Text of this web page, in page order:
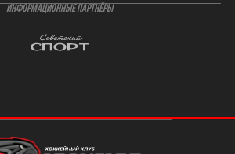
ИНФОРМАЦИОННЫЕ ПАРТНЁРЫ